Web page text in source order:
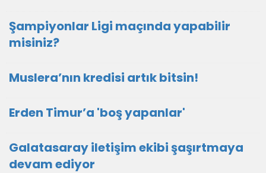
Şampiyonlar Ligi maçında yapabilir
misiniz?
Muslera’nın kredisi artık bitsin!
Erden Timur’a 'boş yapanlar'
Galatasaray iletişim ekibi şaşırtmaya
devam ediyor